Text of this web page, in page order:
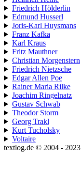
Friedrich Hölderlin
Edmund Husserl
Joris-Karl Huysmans
Franz Kafka
Karl Kraus
Fritz Mauthner
Christian Morgenstern
Friedrich Nietzsche
Edgar Allen Poe
Rainer Maria Rilke
Joachim Ringelnatz
Gustav Schwab
Theodor Storm
Georg Trakl
Kurt Tucholsky
Voltaire
textlog.de © 2004 - 2023